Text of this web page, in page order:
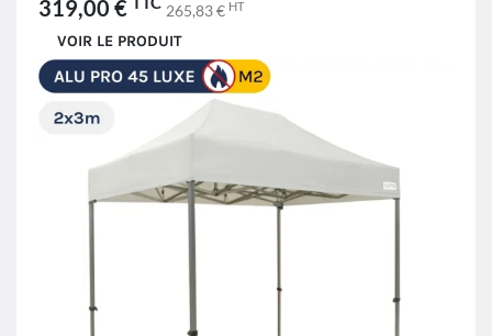
319,00 € 265,83 € HT
VOIR LE PRODUIT